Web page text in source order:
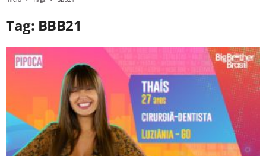
Tag: BBB21